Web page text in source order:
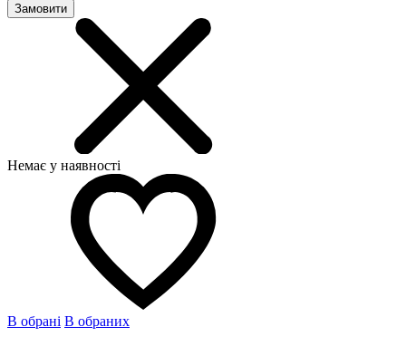
Замовити
Немає у наявності
В обрані В обраних